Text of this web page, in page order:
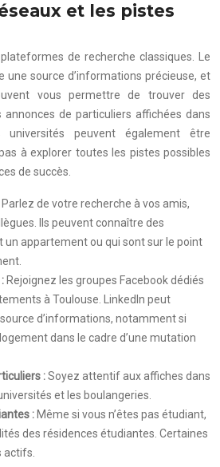
et les pistes
de recherche classiques. Le
une source d’informations précieuse, et
vous permettre de trouver des
annonces de particuliers affichées dans
peuvent également être
à explorer toutes les pistes possibles
de succès.
Parlez de votre recherche à vos amis,
Ils peuvent connaître des
un appartement ou qui sont sur le point
Rejoignez les groupes Facebook dédiés
à Toulouse. LinkedIn peut
d’informations, notamment si
dans le cadre d’une mutation
:Soyez attentif aux affiches dans
et les boulangeries.
: Même si vous n’êtes pas étudiant,
des résidences étudiantes. Certaines
actifs.